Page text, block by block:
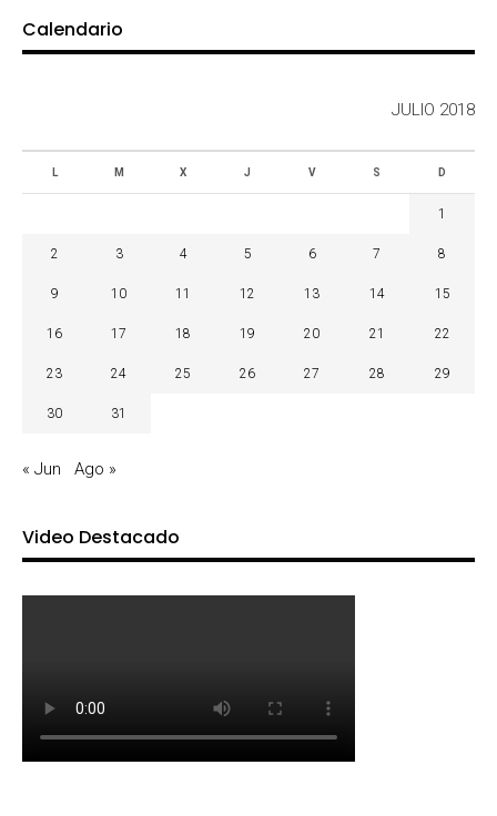
Calendario
JULIO 2018
L M X J V S D
1
2 3 4 5 6 7 8
9 10 11 12 13 14 15
16 17 18 19 20 21 22
23 24 25 26 27 28 29
30 31
« Jun Ago »
Video Destacado